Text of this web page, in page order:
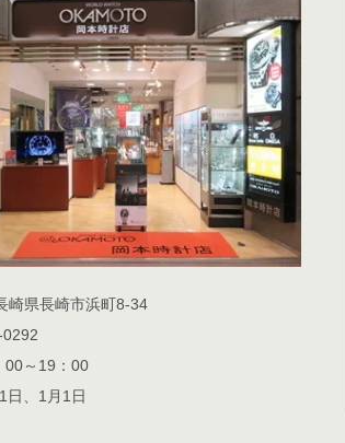
崎県長崎市浜町8-34
00～19：00
日、1月1日